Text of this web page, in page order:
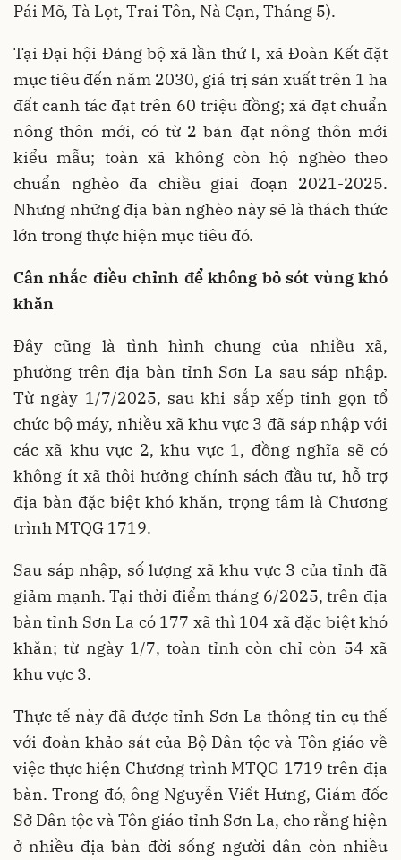
Pái Mõ, Tà Lọt, Trai Tôn, Nà Cạn, Tháng 5).
Tại Đại hội Đảng bộ xã lần thứ I, xã Đoàn Kết đặt
mục tiêu đến năm 2030, giá trị sản xuất trên 1 ha
đất canh tác đạt trên 60 triệu đồng; xã đạt chuẩn
nông thôn mới, có từ 2 bản đạt nông thôn mới
kiểu mẫu; toàn xã không còn hộ nghèo theo
chuẩn nghèo đa chiều giai đoạn 2021-2025.
Nhưng những địa bàn nghèo này sẽ là thách thức
lớn trong thực hiện mục tiêu đó.
Cân nhắc điều chỉnh để không bỏ sót vùng khó
khăn
Đây cũng là tình hình chung của nhiều xã,
phường trên địa bàn tỉnh Sơn La sau sáp nhập.
Từ ngày 1/7/2025, sau khi sắp xếp tinh gọn tổ
chức bộ máy, nhiều xã khu vực 3 đã sáp nhập với
các xã khu vực 2, khu vực 1, đồng nghĩa sẽ có
không ít xã thôi hưởng chính sách đầu tư, hỗ trợ
địa bàn đặc biệt khó khăn, trọng tâm là Chương
trình MTQG 1719.
Sau sáp nhập, số lượng xã khu vực 3 của tỉnh đã
giảm mạnh. Tại thời điểm tháng 6/2025, trên địa
bàn tỉnh Sơn La có 177 xã thì 104 xã đặc biệt khó
khăn; từ ngày 1/7, toàn tỉnh còn chỉ còn 54 xã
khu vực 3.
Thực tế này đã được tỉnh Sơn La thông tin cụ thể
với đoàn khảo sát của Bộ Dân tộc và Tôn giáo về
việc thực hiện Chương trình MTQG 1719 trên địa
bàn. Trong đó, ông Nguyễn Viết Hưng, Giám đốc
Sở Dân tộc và Tôn giáo tỉnh Sơn La, cho rằng hiện
ở nhiều địa bàn đời sống người dân còn nhiều